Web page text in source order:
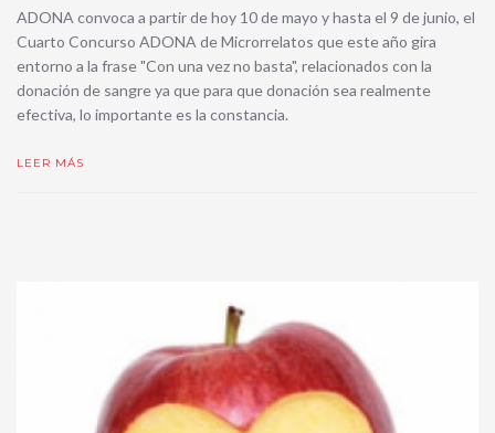
ADONA convoca a partir de hoy 10 de mayo y hasta el 9 de junio, el
Cuarto Concurso ADONA de Microrrelatos que este año gira
entorno a la frase "Con una vez no basta", relacionados con la
donación de sangre ya que para que donación sea realmente
efectiva, lo importante es la constancia.
LEER MÁS